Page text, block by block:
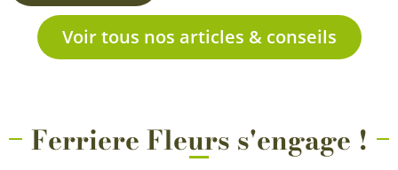
Voir tous nos articles & conseils
Ferriere Fleurs s'engage !